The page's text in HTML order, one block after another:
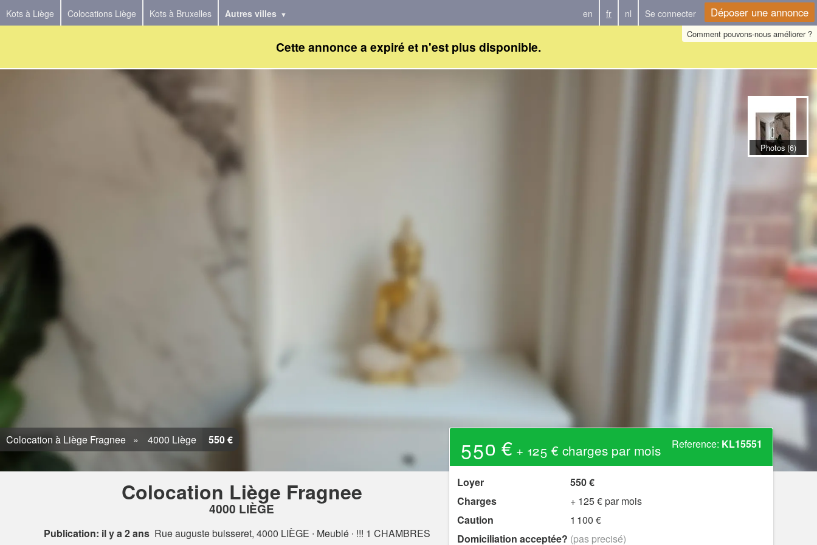
Kots à Liège Colocations Liège Kots à Bruxelles Autres villes en fr nl Se connecter Déposer une annonce
Comment pouvons-nous améliorer ?
Cette annonce a expiré et n'est plus disponible.
Colocation à Liège Fragnee 4000 Liège 550 €
Colocation Liège Fragnee
4000 LIÈGE
Publication: il y a 2 ans Rue auguste buisseret, 4000 LIÈGE ∙ Meublé ∙ !!! 1 CHAMBRES
550 € + 125 € charges par mois Reference: KL15551
Loyer
550 €
Charges
+ 125 € par mois
Caution
1 100 €
Domiciliation acceptée? (pas precisé)